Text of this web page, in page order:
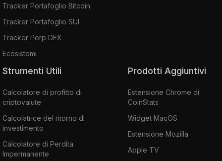
Tracker Portafoglio Bitcoin
Tracker Portafoglio SUI
Tracker Perp DEX
Ecosistemi
Strumenti Utili
Calcolatore di profitto di
criptovalute
Calcolatrice del ritorno di
investimento
Calcolatore di Perdita
Impermanente
Prodotti Aggiuntivi
Estensione Chrome di
CoinStats
Widget MacOS
Estensione Mozilla
Apple TV